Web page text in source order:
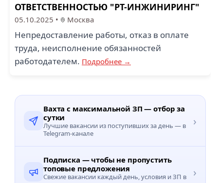
ОТВЕТСТВЕННОСТЬЮ "РТ-ИНЖИНИРИНГ"
05.10.2025 • Москва
Непредоставление работы, отказ в оплате
труда, неисполнение обязанностей
работодателем. Подробнее →
Вахта с максимальной ЗП — отбор за
сутки
Лучшие вакансии из поступивших за день — в
Telegram-канале
›
Подписка — чтобы не пропустить
топовые предложения
Свежие вакансии каждый день, условия и ЗП в
›